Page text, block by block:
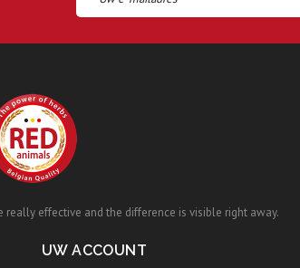
really effective and the difference is visible right away.
UW ACCOUNT